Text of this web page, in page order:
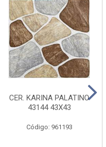
CER. KARINA PALATINO
43144 43X43
Código: 961193